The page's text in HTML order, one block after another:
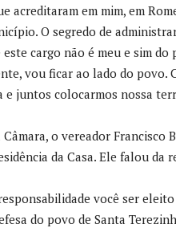
acreditaram em mim, em
O segredo de
este cargo não é meu e sim
vou ficar ao lado do povo.
e juntos colocarmos nossa
o vereador Francisco
da Casa. Ele falou da
você ser
do povo de Santa